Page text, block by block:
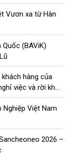
Vươn xa từ Hàn
(BAViK)
hàng của
việc và rời khỏi
Nghiệp Việt Nam
2026 –